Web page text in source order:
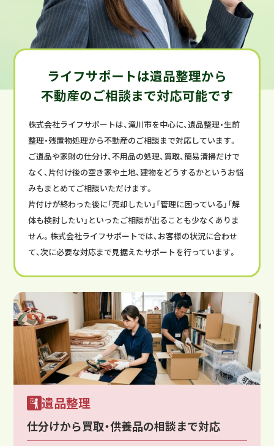
SERVICE
ライフサポートは遺品整理から
不動産のご相談まで対応可能です
株式会社ライフサポートは、滝川市を中心に、遺品整理・生前
整理・残置物処理から不動産のご相談まで対応しています。
ご遺品や家財の仕分け、不用品の処理、買取、簡易清掃だけで
なく、片付け後の空き家や土地、建物をどうするかというお悩
みもまとめてご相談いただけます。
片付けが終わった後に「売却したい」「管理に困っている」「解
体も検討したい」といったご相談が出ることも少なくありま
せん。株式会社ライフサポートでは、お客様の状況に合わせ
て、次に必要な対応まで見据えたサポートを行っています。
遺品整理
仕分けから買取・供養品の相談まで対応